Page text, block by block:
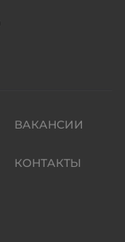
ВАКАНСИИ
КОНТАКТЫ